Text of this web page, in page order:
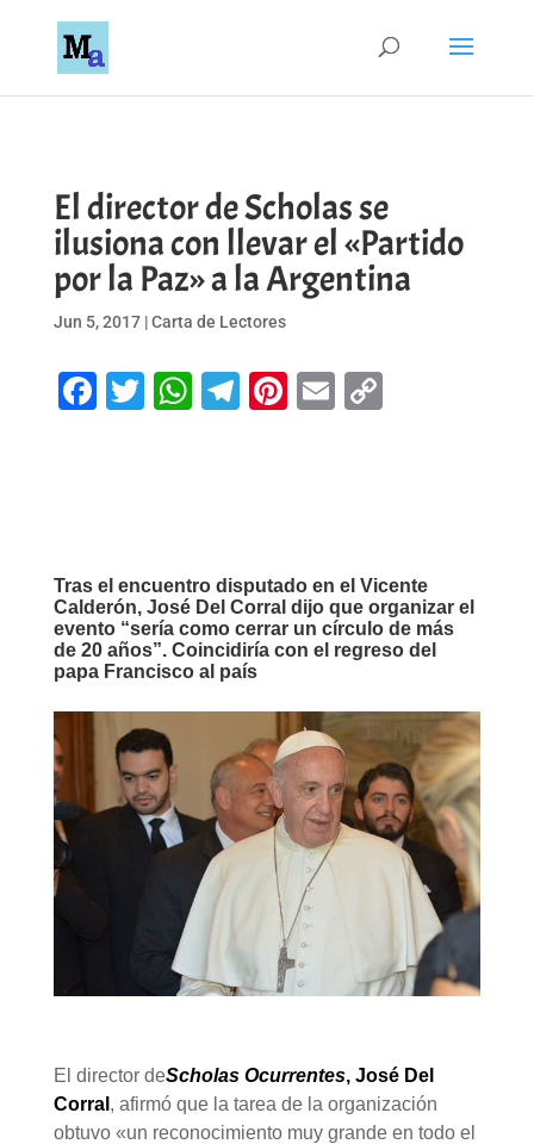
El director de Scholas se
ilusiona con llevar el «Partido
por la Paz» a la Argentina
Jun 5, 2017|Carta de Lectores
Facebook
Twitter
WhatsApp
Telegram
Pinterest
EmailCopy
Tras el encuentro disputado en el Vicente
Calderón, José Del Corral dijo que organizar el
evento “sería como cerrar un círculo de más
de 20 años”. Coincidiría con el regreso del
papa Francisco al país
El director deScholas Ocurrentes, José Del
Corral , afirmó que la tarea de la organización
obtuvo «un reconocimiento muy grande en todo el